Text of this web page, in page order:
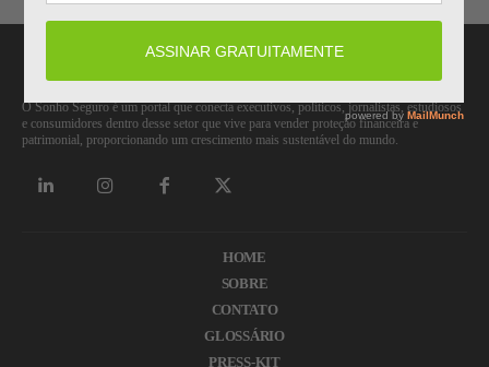
O Sonho Seguro é um portal que conecta executivos, políticos, jornalistas, estudiosos
e consumidores dentro desse setor que vive para vender proteção financeira e
patrimonial, proporcionando um crescimento mais sustentável do mundo.
HOME
SOBRE
CONTATO
GLOSSÁRIO
PRESS-KIT